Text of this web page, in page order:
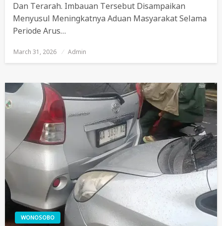
Dan Terarah. Imbauan Tersebut Disampaikan
Menyusul Meningkatnya Aduan Masyarakat Selama
Periode Arus…
Posted
March 31, 2026 Admin
WONOSOBO